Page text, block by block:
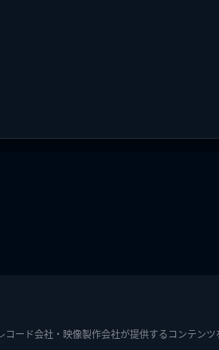
コード会社・映像製作会社が提供するコンテン